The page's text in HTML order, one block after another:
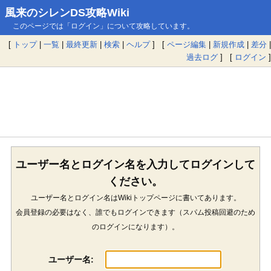
風来のシレンDS攻略Wiki
このページでは「ログイン」について攻略しています。
[ トップ| 一覧 | 最終更新 | 検索 | ヘルプ] [ ページ編集 | 新規作成 | 差分 |
過去ログ ] [ ログイン ]
ユーザー名とログイン名を入力してログインして
ください。
ユーザー名とログイン名はWikiトップページに書いてあります。
会員登録の必要はなく、誰でもログインできます（スパム投稿回避のため
のログインになります）。
ユーザー名: